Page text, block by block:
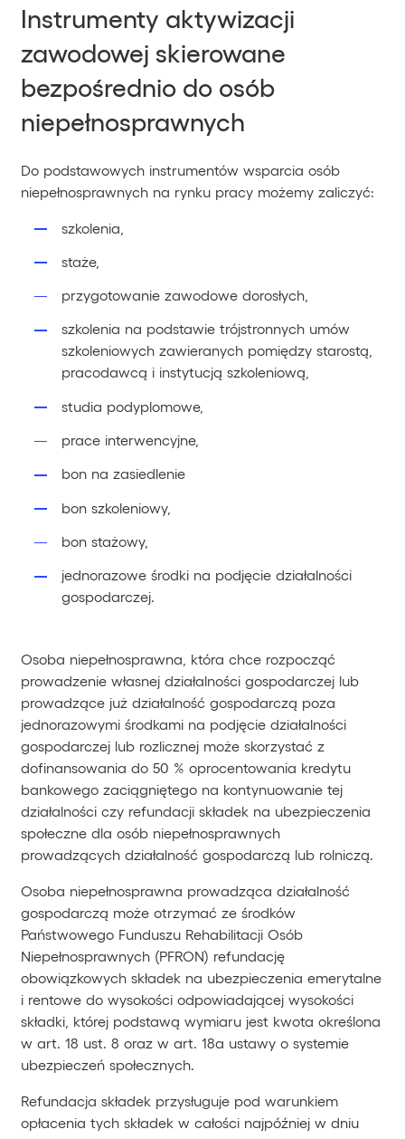
Instrumenty aktywizacji
zawodowej skierowane
bezpośrednio do osób
niepełnosprawnych
Do podstawowych instrumentów wsparcia osób
niepełnosprawnych na rynku pracy możemy zaliczyć:
szkolenia,
staże,
przygotowanie zawodowe dorosłych,
szkolenia na podstawie trójstronnych umów
szkoleniowych zawieranych pomiędzy starostą,
pracodawcą i instytucją szkoleniową,
studia podyplomowe,
prace interwencyjne,
bon na zasiedlenie
bon szkoleniowy,
bon stażowy,
jednorazowe środki na podjęcie działalności
gospodarczej.
Osoba niepełnosprawna, która chce rozpocząć
prowadzenie własnej działalności gospodarczej lub
prowadzące już działalność gospodarczą poza
jednorazowymi środkami na podjęcie działalności
gospodarczej lub rozlicznej może skorzystać z
dofinansowania do 50 % oprocentowania kredytu
bankowego zaciągniętego na kontynuowanie tej
działalności czy refundacji składek na ubezpieczenia
społeczne dla osób niepełnosprawnych
prowadzących działalność gospodarczą lub rolniczą.
Osoba niepełnosprawna prowadząca działalność
gospodarczą może otrzymać ze środków
Państwowego Funduszu Rehabilitacji Osób
Niepełnosprawnych (PFRON) refundację
obowiązkowych składek na ubezpieczenia emerytalne
i rentowe do wysokości odpowiadającej wysokości
składki, której podstawą wymiaru jest kwota określona
w art. 18 ust. 8 oraz w art. 18a ustawy o systemie
ubezpieczeń społecznych.
Refundacja składek przysługuje pod warunkiem
opłacenia tych składek w całości najpóźniej w dniu